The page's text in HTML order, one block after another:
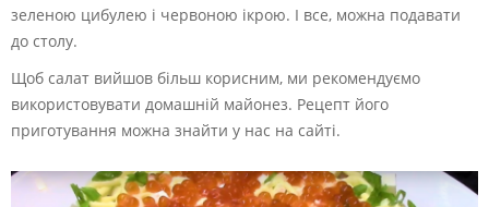
зеленою цибулею і червоною ікрою. І все, можна подавати
до столу.
Щоб салат вийшов більш корисним, ми рекомендуємо
використовувати домашній майонез. Рецепт його
приготування можна знайти у нас на сайті.